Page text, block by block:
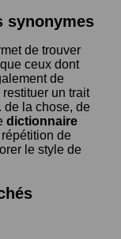
synonymes
de trouver
ceux dont
de
un trait
de la chose, de
dictionnaire
répétition de
le style de